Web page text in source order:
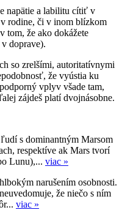
napätie a labilitu cítiť v
rodine, či v inom blízkom
tom, že ako dokážete
doprave).
so zrelšími, autoritatívnymi
že vyústia ku
vplyv všade tam,
zájdeš platí dvojnásobne.
s dominantným Marsom
respektíve ak Mars tvorí
Lunu),... viac »
narušením osobnosti.
že niečo s ním
viac »